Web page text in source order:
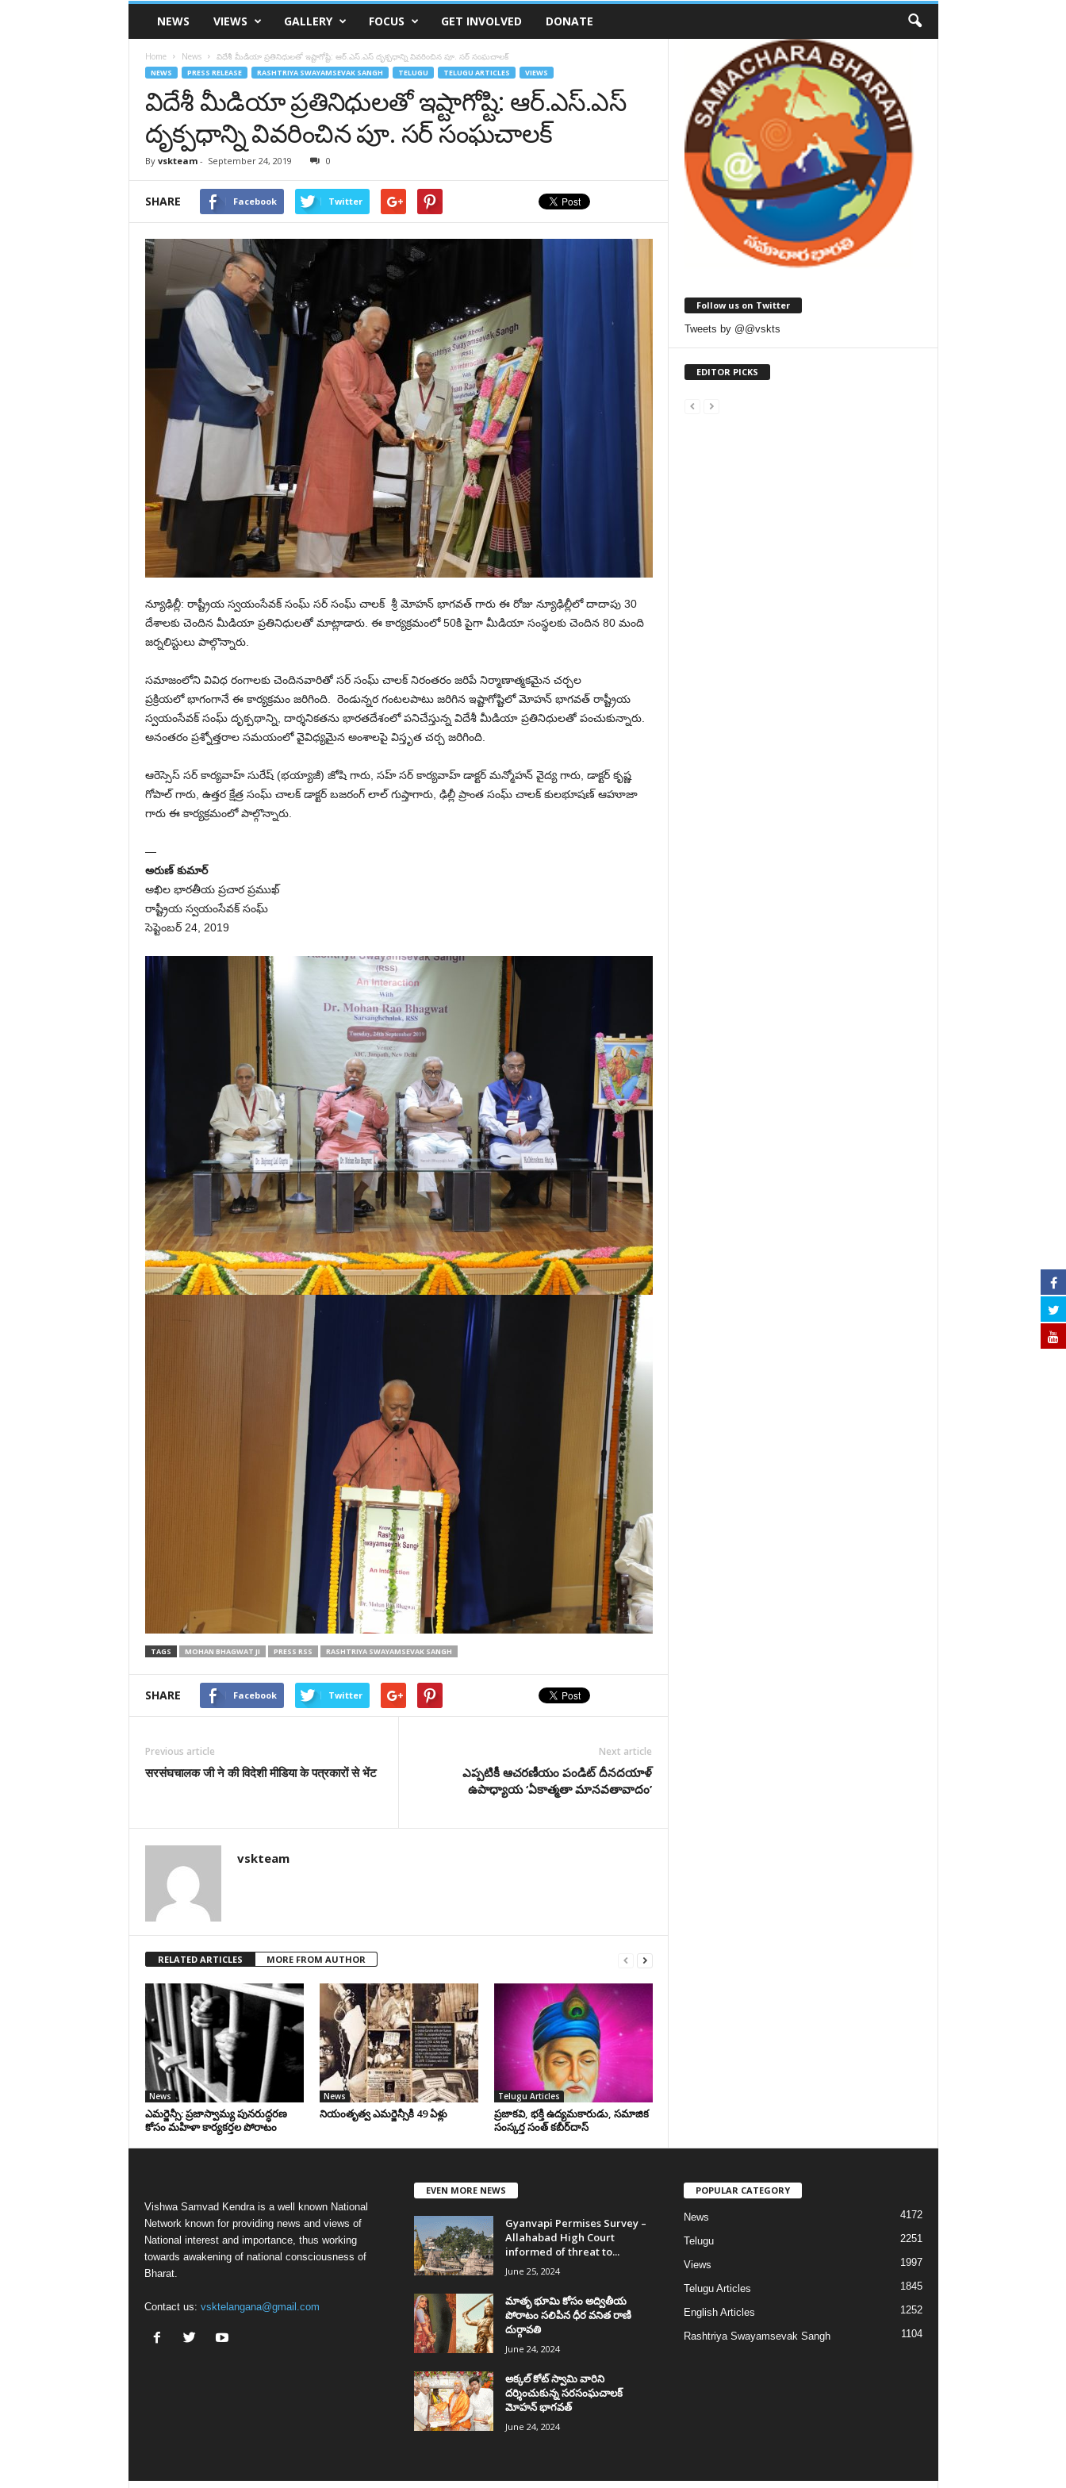
VSK
TelanganaNEWS VIEWS GALLERY FOCUS GET INVOLVED DONATE
Home News విదేశీ మీడియా ప్రతినిధులతో ఇష్టాగోష్టి: ఆర్.ఎస్.ఎస్ దృక్పధాన్ని వివరించిన పూ. సర్ సంఘచాలక్
NEWS PRESS RELEASE RASHTRIYA SWAYAMSEVAK SANGH TELUGU TELUGU ARTICLES VIEWS
విదేశీ మీడియా ప్రతినిధులతో ఇష్టాగోష్టి: ఆర్.ఎస్.ఎస్
దృక్పధాన్ని వివరించిన పూ. సర్ సంఘచాలక్
By vskteam- September 24, 2019 0
SHARE Facebook Twitter
న్యూఢిల్లీ: రాష్ట్రీయ స్వయంసేవక్ సంఘ్ సర్ సంఘ్ చాలక్ శ్రీ మోహన్ భాగవత్ గారు ఈ రోజు న్యూఢిల్లీలో దాదాపు 30
దేశాలకు చెందిన మీడియా ప్రతినిధులతో మాట్లాడారు. ఈ కార్యక్రమంలో 50కి పైగా మీడియా సంస్థలకు చెందిన 80 మంది
జర్నలిస్టులు పాల్గొన్నారు.
సమాజంలోని వివిధ రంగాలకు చెందినవారితో సర్ సంఘ్ చాలక్ నిరంతరం జరిపే నిర్మాణాత్మకమైన చర్చల
ప్రక్రియలో భాగంగానే ఈ కార్యక్రమం జరిగింది. రెండున్నర గంటలపాటు జరిగిన ఇష్టాగోష్టిలో మోహన్ భాగవత్ రాష్ట్రీయ
స్వయంసేవక్ సంఘ్ దృక్పథాన్ని, దార్శనికతను భారతదేశంలో పనిచేస్తున్న విదేశీ మీడియా ప్రతినిధులతో పంచుకున్నారు.
అనంతరం ప్రశ్నోత్తరాల సమయంలో వైవిధ్యమైన అంశాలపై విస్తృత చర్చ జరిగింది.
ఆరెస్సెస్ సర్ కార్యవాహ్ సురేష్ (భయ్యాజీ) జోషి గారు, సహ్ సర్ కార్యవాహ్ డాక్టర్ మన్మోహన్ వైద్య గారు, డాక్టర్ కృష్ణ
గోపాల్ గారు, ఉత్తర క్షేత్ర సంఘ్ చాలక్ డాక్టర్ బజరంగ్ లాల్ గుప్తాగారు, ఢిల్లీ ప్రాంత సంఘ్ చాలక్ కులభూషణ్ ఆహూజా
గారు ఈ కార్యక్రమంలో పాల్గొన్నారు.
—
అరుణ్ కుమార్
అఖిల భారతీయ ప్రచార ప్రముఖ్
రాష్ట్రీయ స్వయంసేవక్ సంఘ్
సెప్టెంబర్ 24, 2019
TAGS MOHAN BHAGWAT JI PRESS RSS RASHTRIYA SWAYAMSEVAK SANGH
SHARE Facebook Twitter
Previous article
सरसंघचालक जी ने की विदेशी मीडिया के पत्रकारों से भेंट
Next article
ఎప్పటికీ ఆచరణీయం పండిట్ దీనదయాళ్
ఉపాధ్యాయ ‘ఏకాత్మతా మానవతావాదం’
vskteam
RELATED ARTICLES MORE FROM AUTHOR
News
ఎమర్జెన్సీ: ప్రజాస్వామ్య పునరుద్ధరణ
కోసం మహిళా కార్యకర్తల పోరాటం
News
నియంతృత్వ ఎమర్జెన్సీకి 49 ఏళ్లు
Telugu Articles
ప్రజాకవి, భక్తి ఉద్యమకారుడు, సమాజిక
సంస్కర్త సంత్‌ కబీర్‌దాస్‌
Follow us on Twitter
Tweets by @@vskts
EDITOR PICKS
Vishwa Samvad Kendra is a well known National
Network known for providing news and views of
National interest and importance, thus working
towards awakening of national consciousness of
Bharat.
Contact us: vsktelangana@gmail.com
EVEN MORE NEWS
Gyanvapi Permises Survey –
Allahabad High Court
informed of threat to...
June 25, 2024
మాతృ భూమి కోసం అద్వితీయ
పోరాటం సలిపిన ధీర వనిత రాణి
దుర్గావతి
June 24, 2024
అక్కల్‌ కోట్‌ స్వామి వారిని
దర్శించుకున్న సరసంఘచాలక్
మోహన్ భాగవత్
June 24, 2024
POPULAR CATEGORY
News 4172
Telugu 2251
Views 1997
Telugu Articles 1845
English Articles 1252
Rashtriya Swayamsevak Sangh 1104